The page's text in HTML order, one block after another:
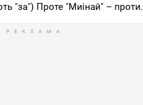
"за") Проте "Миінай" – проти.